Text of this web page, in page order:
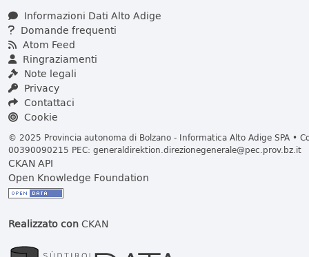
Informazioni Dati Alto Adige
Domande frequenti
Atom Feed
Ringraziamenti
Note legali
Privacy
Contattaci
Cookie
© 2025 Provincia autonoma di Bolzano - Informatica Alto Adige SPA •
00390090215 PEC: generaldirektion.direzionegenerale@pec.prov.bz.it
CKAN API
Open Knowledge Foundation
Realizzato conCKAN